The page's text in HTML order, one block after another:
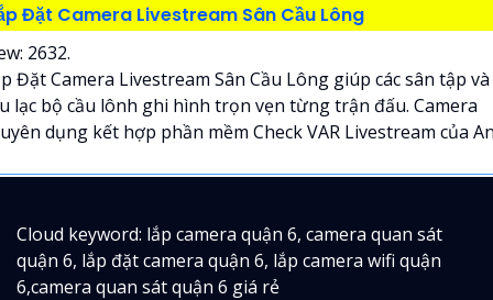
Đặt Camera Livestream Sân Cầu Lông
2632.
Đặt Camera Livestream Sân Cầu Lông giúp các sân tập và
lạc bộ cầu lônh ghi hình trọn vẹn từng trận đấu. Camera
dụng kết hợp phần mềm Check VAR Livestream của
Cloud keyword: lắp camera quận 6, camera quan sát
quận 6, lắp đặt camera quận 6, lắp camera wifi quận
6,camera quan sát quận 6 giá rẻ